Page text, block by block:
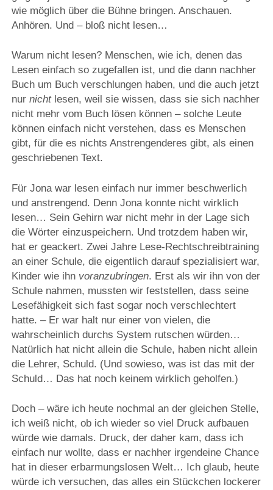
wie möglich über die Bühne bringen. Anschauen.
Anhören. Und – bloß nicht lesen…
Warum nicht lesen? Menschen, wie ich, denen das
Lesen einfach so zugefallen ist, und die dann nachher
Buch um Buch verschlungen haben, und die auch jetzt
nur nicht lesen, weil sie wissen, dass sie sich nachher
nicht mehr vom Buch lösen können – solche Leute
können einfach nicht verstehen, dass es Menschen
gibt, für die es nichts Anstrengenderes gibt, als einen
geschriebenen Text.
Für Jona war lesen einfach nur immer beschwerlich
und anstrengend. Denn Jona konnte nicht wirklich
lesen… Sein Gehirn war nicht mehr in der Lage sich
die Wörter einzuspeichern. Und trotzdem haben wir,
hat er geackert. Zwei Jahre Lese-Rechtschreibtraining
an einer Schule, die eigentlich darauf spezialisiert war,
Kinder wie ihn voranzubringen. Erst als wir ihn von der
Schule nahmen, mussten wir feststellen, dass seine
Lesefähigkeit sich fast sogar noch verschlechtert
hatte. – Er war halt nur einer von vielen, die
wahrscheinlich durchs System rutschen würden…
Natürlich hat nicht allein die Schule, haben nicht allein
die Lehrer, Schuld. (Und sowieso, was ist das mit der
Schuld… Das hat noch keinem wirklich geholfen.)
Doch – wäre ich heute nochmal an der gleichen Stelle,
ich weiß nicht, ob ich wieder so viel Druck aufbauen
würde wie damals. Druck, der daher kam, dass ich
einfach nur wollte, dass er nachher irgendeine Chance
hat in dieser erbarmungslosen Welt… Ich glaub, heute
würde ich versuchen, das alles ein Stückchen lockerer